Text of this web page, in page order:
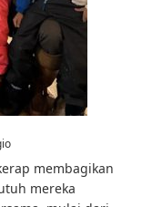
membagikan
mereka